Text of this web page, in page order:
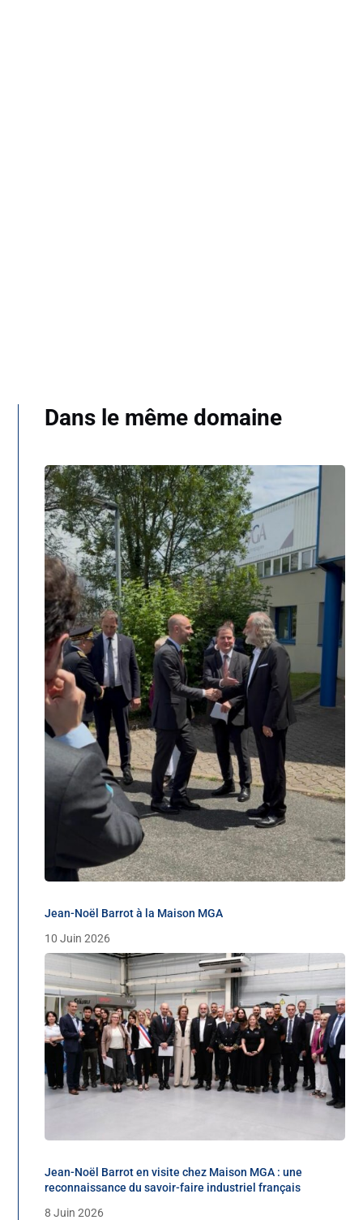
Dans le même domaine
Jean-Noël Barrot à la Maison MGA
10 Juin 2026
Jean-Noël Barrot en visite chez Maison MGA : une
reconnaissance du savoir-faire industriel français
8 Juin 2026